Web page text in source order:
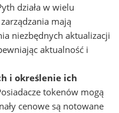
działa w wielu
mają
niezbędnych aktualizacji
aktualność i
i określenie ich
tokenów mogą
cenowe są notowane